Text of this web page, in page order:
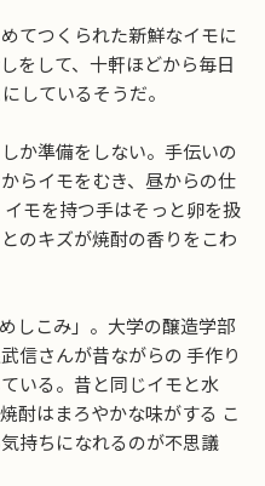
てつくられた新鮮なイモに
をして、十軒ほどから毎日
しているそうだ。
か準備をしない。手伝いの
らイモをむき、昼からの仕
モを持つ手はそっと卵を扱
のキズが焼酎の香りをこわ
しこみ」。大学の醸造学部
信さんが昔ながらの 手作り
いる。昔と同じイモと水
酎はまろやかな味がする こ
持ちになれるのが不思議